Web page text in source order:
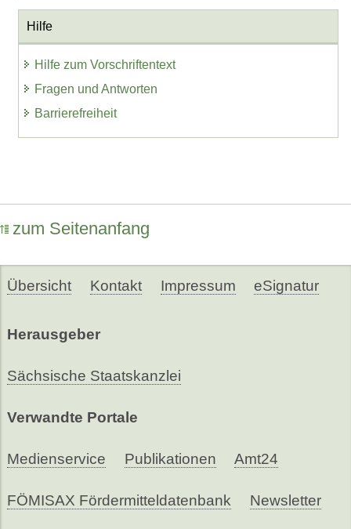
Hilfe
Hilfe zum Vorschriftentext
Fragen und Antworten
Barrierefreiheit
zum Seitenanfang
Übersicht Kontakt Impressum eSignatur
Herausgeber
Sächsische Staatskanzlei
Verwandte Portale
Medienservice Publikationen Amt24
FÖMISAX Fördermitteldatenbank Newsletter